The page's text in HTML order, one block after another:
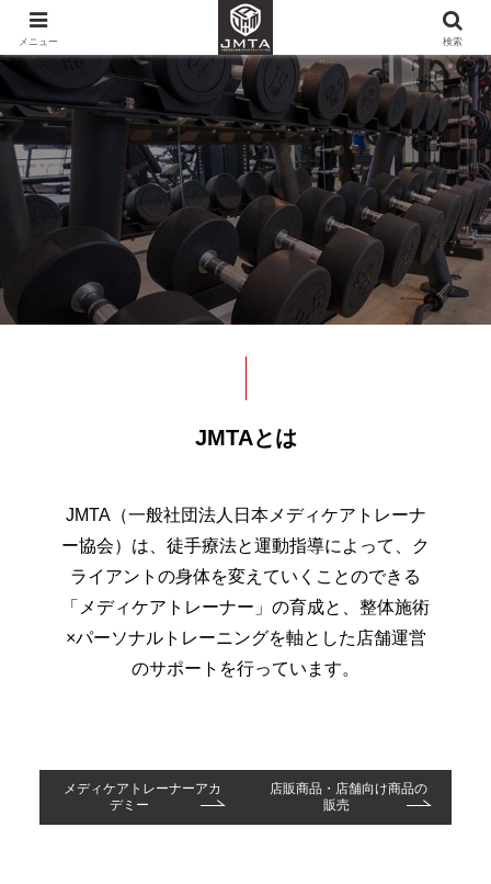
JMTAとは
JMTA（一般社団法人日本メディケアトレーナ
ー協会）は、徒手療法と運動指導によって、ク
ライアントの身体を変えていくことのできる
「メディケアトレーナー」の育成と、整体施術
×パーソナルトレーニングを軸とした店舗運営
のサポートを行っています。
メディケアトレーナーアカ
デミー
店販商品・店舗向け商品の
販売
メニュー 検索